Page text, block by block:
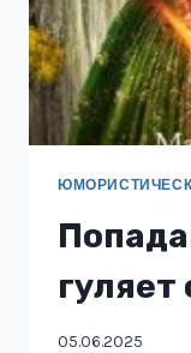
гуляет
05.06.2025